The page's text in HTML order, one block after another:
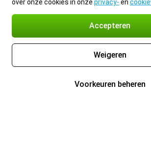
over onze cookies in onze privacy- en
Accepteren
Weigeren
Voorkeuren beheren